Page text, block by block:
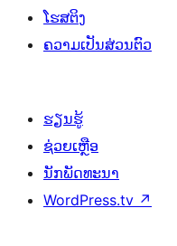
ໂຮສຕິງ
ຄວາມເປັນສ່ວນຕົວ
ຮຽນຮູ້
ຊ່ວຍເຫຼືອ
ນັກພັດທະນາ
WordPress.tv ↗